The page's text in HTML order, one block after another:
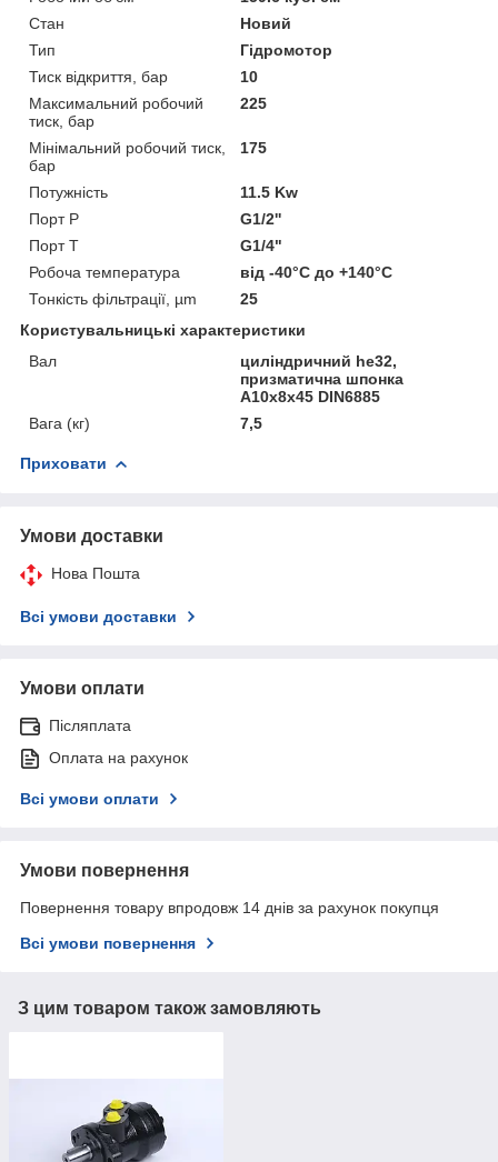
Стан
Новий
Тип
Гідромотор
Тиск відкриття, бар
10
Максимальний робочий
тиск, бар
225
Мінімальний робочий тиск,
бар
175
Потужність
11.5 Kw
Порт P
G1/2''
Порт T
G1/4"
Робоча температура
від -40°С до +140°С
Тонкість фільтрації, µm
25
Користувальницькі характеристики
Вал
циліндричний he32,
призматична шпонка
A10x8x45 DIN6885
Вага (кг)
7,5
Приховати
Умови доставки
Нова Пошта
Всі умови доставки
Умови оплати
Післяплата
Оплата на рахунок
Всі умови оплати
Умови повернення
Повернення товару впродовж 14 днів за рахунок покупця
Всі умови повернення
З цим товаром також замовляють